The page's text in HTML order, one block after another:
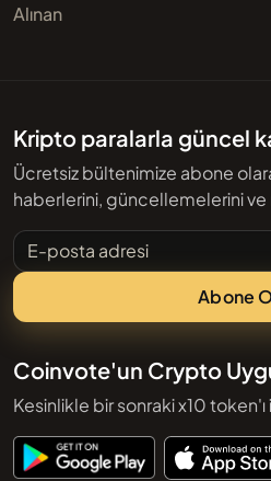
Alınan
Kripto paralarla güncel
Ücretsiz bültenimize abone
haberlerini, güncellemelerini ve
E-posta adresi
Abone
Coinvote'un Crypto
Kesinlikle bir sonraki x10 token'ı